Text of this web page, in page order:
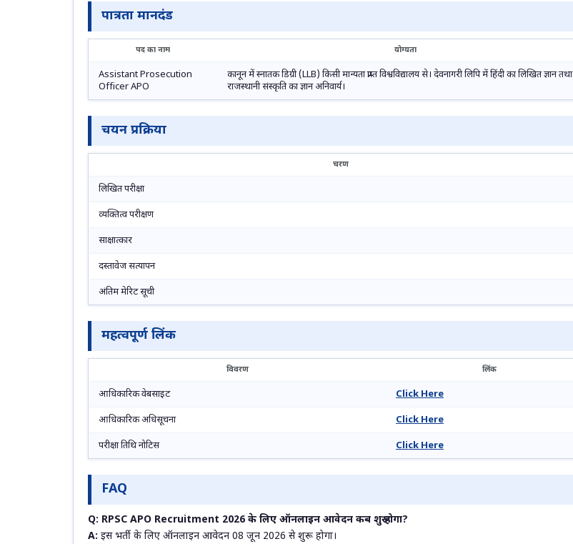
पात्रता मानदंड
पद का नाम योग्यता
Assistant Prosecution
Officer APO
कानून में स्नातक डिग्री (LLB) किसी मान्यता प्राप्त विश्वविद्यालय से। देवनागरी लिपि में हिंदी का लिखित ज्ञान तथा
राजस्थानी संस्कृति का ज्ञान अनिवार्य।
चयन प्रक्रिया
चरण
लिखित परीक्षा
व्यक्तित्व परीक्षण
साक्षात्कार
दस्तावेज सत्यापन
अंतिम मेरिट सूची
महत्वपूर्ण लिंक
विवरण लिंक
आधिकारिक वेबसाइट Click Here
आधिकारिक अधिसूचना Click Here
परीक्षा तिथि नोटिस Click Here
FAQ
Q: RPSC APO Recruitment 2026 के लिए ऑनलाइन आवेदन कब शुरू होगा?
A: इस भर्ती के लिए ऑनलाइन आवेदन 08 जून 2026 से शुरू होगा।